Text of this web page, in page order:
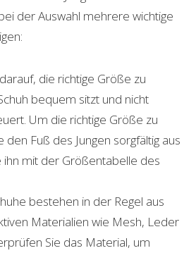
der Auswahl mehrere wichtige
die richtige Größe zu
bequem sitzt und nicht
Um die richtige Größe zu
den Fuß des Jungen sorgfältig aus
ihn mit der Größentabelle des
bestehen in der Regel aus
Materialien wie Mesh, Leder
Sie das Material, um